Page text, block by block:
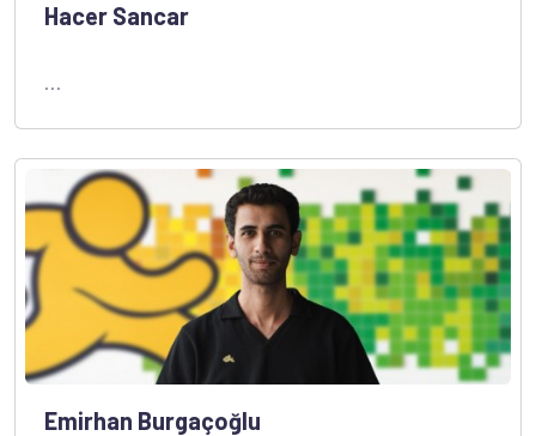
Hacer Sancar
...
Emirhan Burgaçoğlu